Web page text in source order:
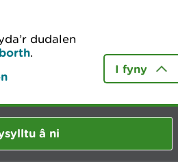
dudalen
.
I fyny
â ni